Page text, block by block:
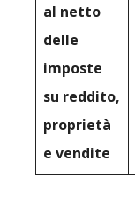
al netto
delle
imposte
su reddito,
proprietà
e vendite